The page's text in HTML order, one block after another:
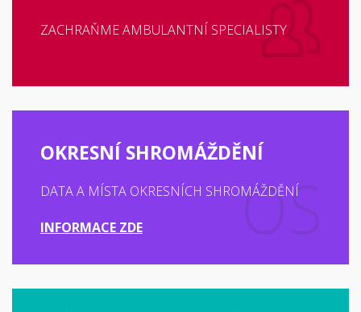
ZACHRAŇME AMBULANTNÍ SPECIALISTY
OKRESNÍ SHROMÁŽDĚNÍ
DATA A MÍSTA OKRESNÍCH SHROMÁŽDĚNÍ
INFORMACE ZDE